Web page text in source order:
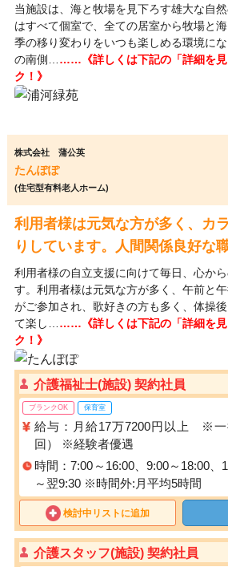
当施設は、海と牧場を見下ろす雄大な自
はすべて個室で、全ての居室から牧場と
季の移り変わりをいつも楽しめる環境に
の南側… ……《詳しくは下記の「詳細を見
ク！》
株式会社 蒲公英
たんぽぽ
(住宅型有料老人ホーム)
利用者様は元気な方が多く、カ
りしています。人間関係良好な
利用者様の自立支援に向けて毎日、心か
す。利用者様は元気な方が多く、午前と
がご参加され、歌好きの方も多く、体操
て楽し… ……《詳しくは下記の「詳細を見
ク！》
介護福祉士(施設) 契約社員
ブランクOK 保育室
給与：月給17万7200円以上 ※一
回） ※経験者優遇
時間：7:00～16:00、9:00～18:00、
～翌9:30 ※時間外:月平均5時間
検討中リストに追加
介護スタッフ(施設) 契約社員